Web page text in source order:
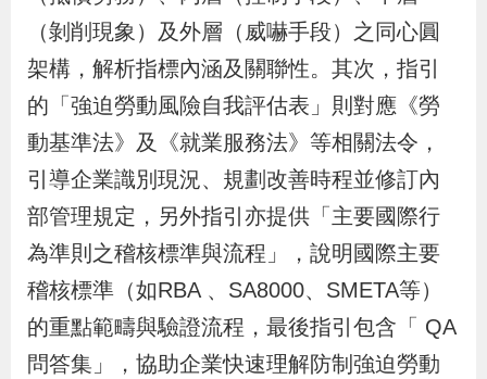
網
站
導
覽
民
意
信
箱
文
字
客
服
統
計
資
訊
g
i
s
h
回
首
頁
S
隱
私
權
（剝削現象）及外層（威嚇手段）之同心圓
架構，解析指標內涵及關聯性。其次，指引
的「強迫勞動風險自我評估表」則對應《勞
動基準法》及《就業服務法》等相關法令，
引導企業識別現況、規劃改善時程並修訂內
部管理規定，另外指引亦提供「主要國際行
為準則之稽核標準與流程」，說明國際主要
稽核標準（如RBA 、SA8000、SMETA等）
的重點範疇與驗證流程，最後指引包含「 QA
問答集」，協助企業快速理解防制強迫勞動